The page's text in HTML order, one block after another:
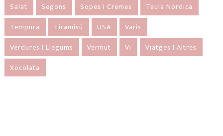
Salat
Segons Sopes I Cremes
Taula Nòrdica
Tempura
Tiramisú USA
Varis
Verdures I Llegums
Vermut Vi
Viatges I Altres
Xocolata